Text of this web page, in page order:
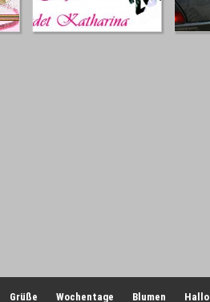
Grüße Wochentage Blumen Hallo